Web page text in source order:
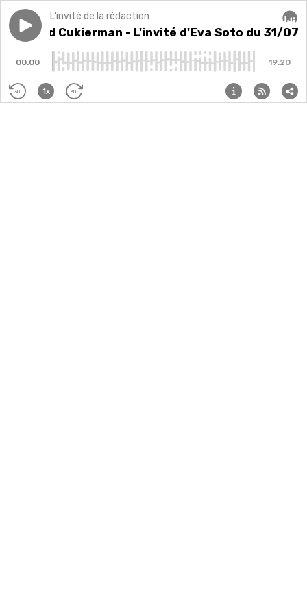
Play episodeEdouard Cukierman - L'invité d'Eva Soto du 31/07/25
L'invité de la rédaction
Edouard Cukierman - L'invité d'Eva Soto du 31/
00:00 19:20
30 1x 30